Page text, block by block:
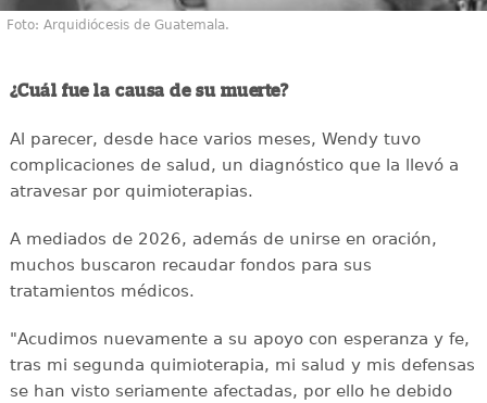
Foto: Arquidiócesis de Guatemala.
¿Cuál fue la causa de su muerte?
Al parecer, desde hace varios meses, Wendy tuvo
complicaciones de salud, un diagnóstico que la llevó a
atravesar por quimioterapias.
A mediados de 2026, además de unirse en oración,
muchos buscaron recaudar fondos para sus
tratamientos médicos.
"Acudimos nuevamente a su apoyo con esperanza y fe,
tras mi segunda quimioterapia, mi salud y mis defensas
se han visto seriamente afectadas, por ello he debido